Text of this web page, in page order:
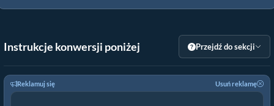
Instrukcje konwersji poniżej Przejdź do sekcji
Reklamuj się Usuń reklamę